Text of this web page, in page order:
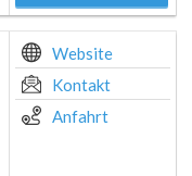
Website
Kontakt
Anfahrt